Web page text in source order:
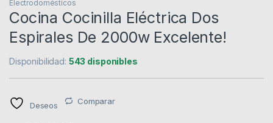
Electrodomésticos
Cocina Cocinilla Eléctrica Dos
Espirales De 2000w Excelente!
Disponibilidad: 543 disponibles
Deseos Comparar